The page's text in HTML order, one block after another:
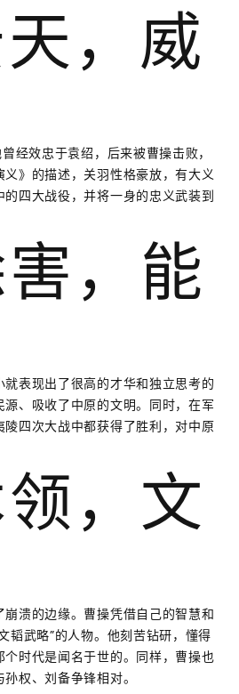
，威
经效忠于袁绍，后来被曹操击败，
》的描述，关羽性格豪放，有大义
四大战役，并将一身的忠义武装到
，能
表现出了很高的才华和独立思考的
、吸收了中原的文明。同时，在军
四次大战中都获得了胜利，对中原
，文
溃的边缘。曹操凭借自己的智慧和
韬武略”的人物。他刻苦钻研，懂得
时代是闻名于世的。同样，曹操也
权、刘备争锋相对。